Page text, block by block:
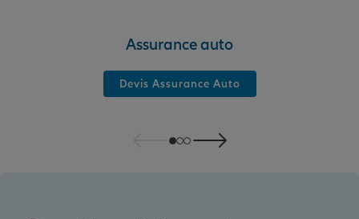
Assurance auto
Devis Assurance Auto